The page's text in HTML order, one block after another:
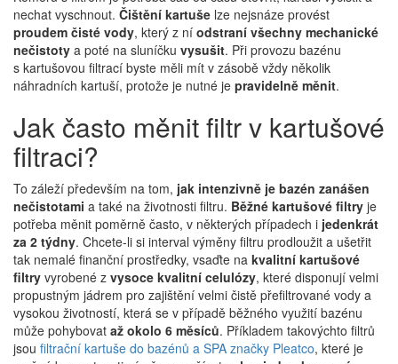
nechat vyschnout. Čištění kartuše lze nejsnáze provést
proudem čisté vody, který z ní odstraní všechny mechanické
nečistoty a poté na sluníčku vysušit. Při provozu bazénu
s kartušovou filtrací byste měli mít v zásobě vždy několik
náhradních kartuší, protože je nutné je pravidelně měnit.
Jak často měnit filtr v kartušové
filtraci?
To záleží především na tom, jak intenzivně je bazén zanášen
nečistotami a také na životnosti filtru. Běžné kartušové filtry je
potřeba měnit poměrně často, v některých případech i jedenkrát
za 2 týdny. Chcete-li si interval výměny filtru prodloužit a ušetřit
tak nemalé finanční prostředky, vsaďte na kvalitní kartušové
filtry vyrobené z vysoce kvalitní celulózy, které disponují velmi
propustným jádrem pro zajištění velmi čistě přefiltrované vody a
vysokou životností, která se v případě běžného využití bazénu
může pohybovat až okolo 6 měsíců. Příkladem takovýchto filtrů
jsou filtrační kartuše do bazénů a SPA značky Pleatco, které je